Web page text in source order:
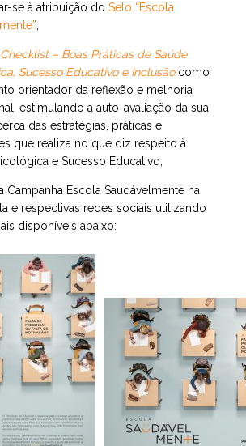
se à atribuição do Selo “Escola
;
Checklist – Boas Práticas de Saúde
Sucesso Educativo e Inclusãocomo
orientador da reflexão e melhoria
estimulando a auto-avaliação da sua
das estratégias, práticas e
que realiza no que diz respeito à
e Sucesso Educativo;
Campanha Escola Saudávelmente na
e respectivas redes sociais utilizando
disponíveis abaixo: